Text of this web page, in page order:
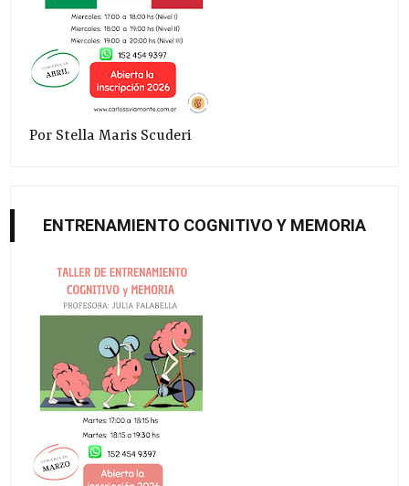
Por Stella Maris Scuderi
ENTRENAMIENTO COGNITIVO Y MEMORIA